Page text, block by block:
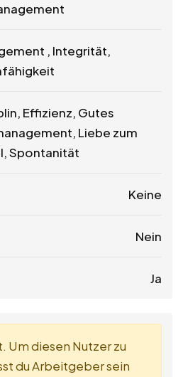
, Integrität,
Effizienz, Gutes
Liebe zum
Spontanität
Keine
Nein
Ja
Um diesen Nutzer zu
du Arbeitgeber sein